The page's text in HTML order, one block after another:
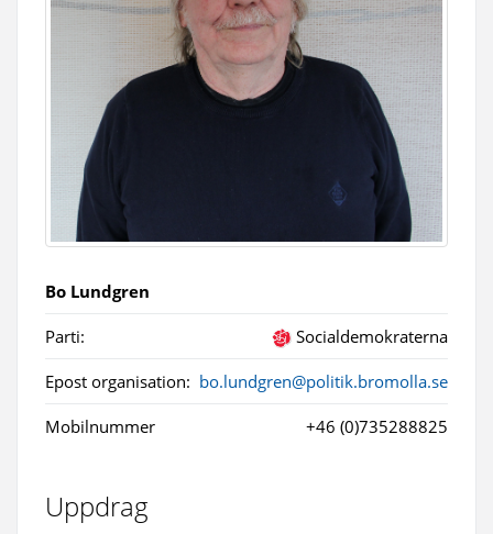
Bo Lundgren
Socialdemokraterna
Parti:
bo.lundgren@politik.bromolla.se
Epost organisation:
+46 (0)735288825
Mobilnummer
Uppdrag